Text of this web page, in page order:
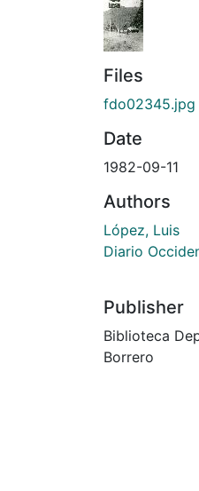
Files
fdo02345.jpg
Date
1982-09-11
Authors
López, Luis
Diario
Publisher
Biblioteca
Borrero